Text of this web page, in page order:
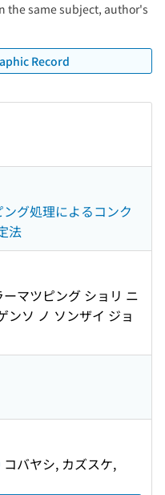
the same subject, author's
Record
グ処理によるコンク
法
マツピング ショリ ニ
ンソ ノ ソンザイ ジョ
コバヤシ, カズスケ,